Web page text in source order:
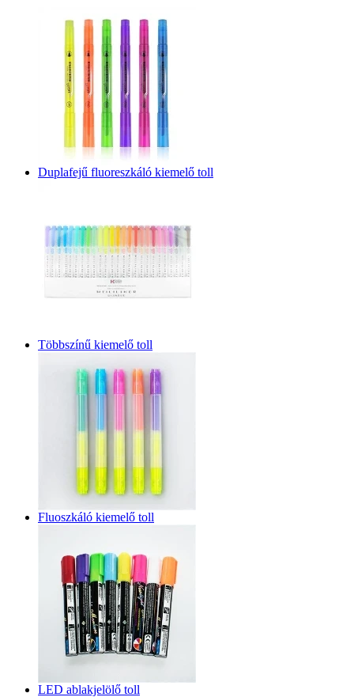
Duplafejű fluoreszkáló kiemelő toll
Többszínű kiemelő toll
Fluoszkáló kiemelő toll
LED ablakjelölő toll